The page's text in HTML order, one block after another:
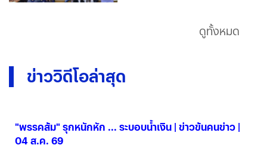
ดูทั้งหมด
ข่าววิดีโอล่าสุด
"พรรคส้ม" รุกหนักหัก ... ระบอบน้ำเงิน | ข่าวข้นคนข่าว |
04 ส.ค. 69